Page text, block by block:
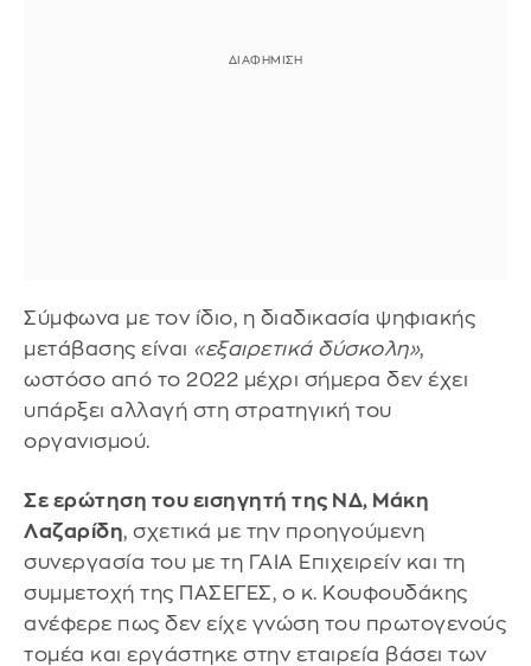
Σύμφωνα με τον ίδιο, η διαδικασία ψηφιακής
μετάβασης είναι «εξαιρετικά δύσκολη»,
ωστόσο από το 2022 μέχρι σήμερα δεν έχει
υπάρξει αλλαγή στη στρατηγική του
οργανισμού.
Σε ερώτηση του εισηγητή της ΝΔ, Μάκη
Λαζαρίδη, σχετικά με την προηγούμενη
συνεργασία του με τη ΓΑΙΑ Επιχειρείν και τη
συμμετοχή της ΠΑΣΕΓΕΣ, ο κ. Κουφουδάκης
ανέφερε πως δεν είχε γνώση του πρωτογενούς
τομέα και εργάστηκε στην εταιρεία βάσει των